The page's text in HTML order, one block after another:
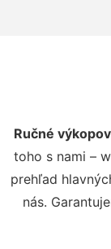
Ručné
toho s nami –
prehľad
nás.